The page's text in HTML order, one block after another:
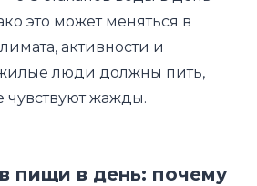
это может меняться в
активности и
люди должны пить,
чувствуют жажды.
пищи в день: почему